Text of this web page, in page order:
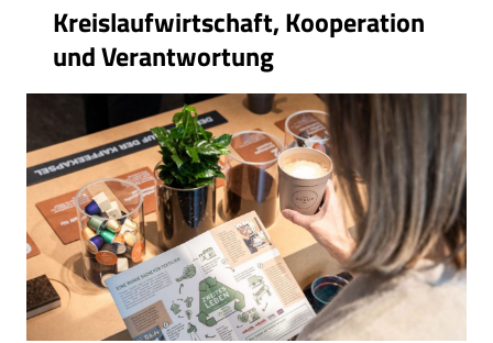
Kreislaufwirtschaft, Kooperation
und Verantwortung